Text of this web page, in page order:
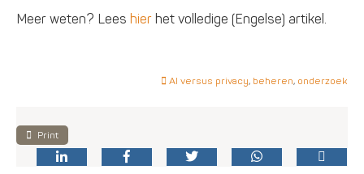
Meer weten? Lees hier het volledige (Engelse) artikel.
AI versus privacy, beheren, onderzoek
Print